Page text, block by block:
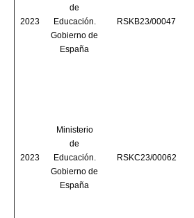
2023
de
Educación.
Gobierno de
España
RSKB23/00047
2023
Ministerio
de
Educación.
Gobierno de
España
RSKC23/00062